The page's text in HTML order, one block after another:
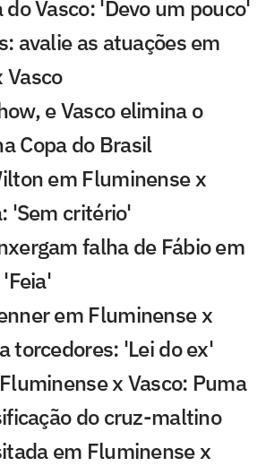
Vasco: 'Devo um pouco'
avalie as atuações em
e Vasco elimina o
Copa do Brasil
em Fluminense x
'Sem critério'
falha de Fábio em
em Fluminense x
torcedores: 'Lei do ex'
x Vasco: Puma
do cruz-maltino
em Fluminense x